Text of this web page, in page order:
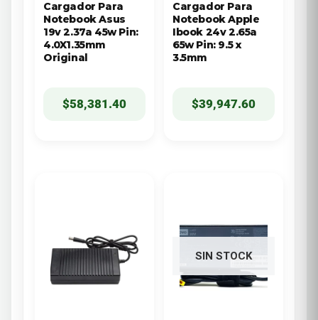
Cargador Para
Notebook Asus
19v 2.37a 45w Pin:
4.0X1.35mm
Original
$58,381.40
Cargador Para
Notebook Apple
Ibook 24v 2.65a
65w Pin: 9.5 x
3.5mm
$39,947.60
SIN STOCK